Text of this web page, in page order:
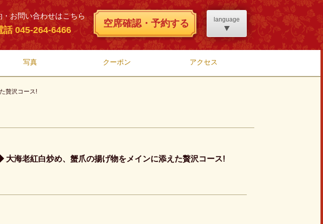
・お問い合わせはこちら
話 045-264-6466
空席確認・予約する language
写真 クーポン アクセス
贅沢コース!
大海老紅白炒め、蟹爪の揚げ物をメインに添えた贅沢コース!